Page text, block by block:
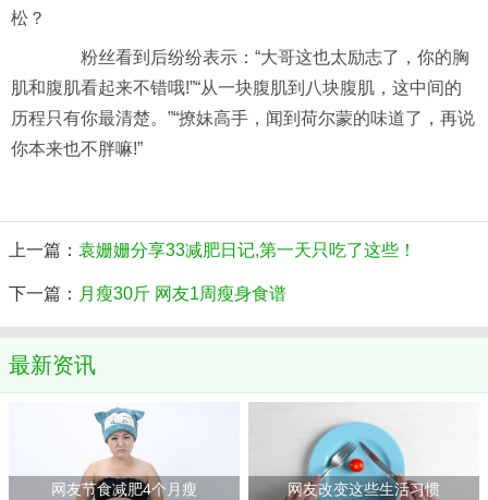
松？
粉丝看到后纷纷表示：“大哥这也太励志了，你的胸
肌和腹肌看起来不错哦!”“从一块腹肌到八块腹肌，这中间的
历程只有你最清楚。”“撩妹高手，闻到荷尔蒙的味道了，再说
你本来也不胖嘛!”
上一篇： 袁姗姗分享33减肥日记,第一天只吃了这些！
下一篇： 月瘦30斤 网友1周瘦身食谱
最新资讯
网友节食减肥4个月瘦 网友改变这些生活习惯